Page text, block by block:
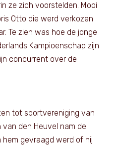
ze zich voorstelden. Mooi
Otto die werd verkozen
Te zien was hoe de jonge
Kampioenschap zijn
concurrent over de
tot sportvereniging van
den Heuvel nam de
gevraagd werd of hij